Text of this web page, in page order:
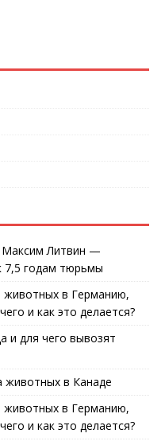
Максим Литвин —
7,5 годам тюрьмы
в Германию,
и как это делается?
и для чего вывозят
животных в Канаде
в Германию,
и как это делается?